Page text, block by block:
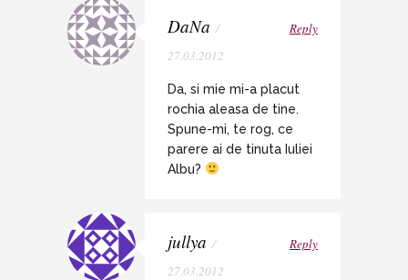
DaNa /
27.03.2012
Reply
Da, si mie mi-a placut
rochia aleasa de tine.
Spune-mi, te rog, ce
parere ai de tinuta Iuliei
Albu?
jullya /
27.03.2012
Reply